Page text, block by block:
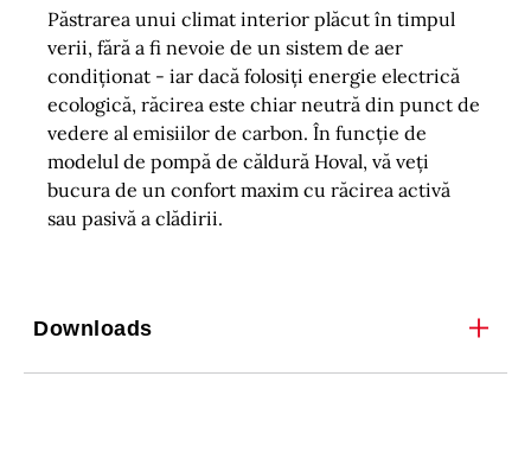
Păstrarea unui climat interior plăcut în timpul
verii, fără a fi nevoie de un sistem de aer
condiționat - iar dacă folosiți energie electrică
ecologică, răcirea este chiar neutră din punct de
vedere al emisiilor de carbon. În funcție de
modelul de pompă de căldură Hoval, vă veți
bucura de un confort maxim cu răcirea activă
sau pasivă a clădirii.
Downloads